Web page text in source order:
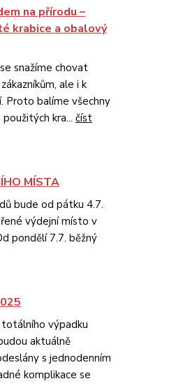
na přírodu –
krabice a obalový
snažíme chovat
ale i k
Proto balíme všechny
kra... číst
MÍSTA
bude od pátku 4.7.
výdejní místo v
pondělí 7.7. běžný
výpadku
aktuálně
s jednodenním
komplikace se